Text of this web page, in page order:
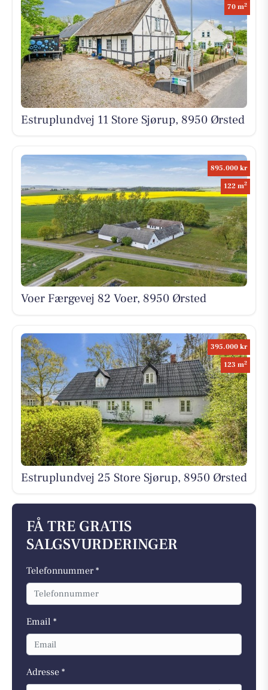
70 m2
Estruplundvej 11 Store Sjørup, 8950 Ørsted
895.000 kr
122 m2
Voer Færgevej 82 Voer, 8950 Ørsted
395.000 kr
123 m2
Estruplundvej 25 Store Sjørup, 8950 Ørsted
FÅ TRE GRATIS
SALGSVURDERINGER
Telefonnummer *
Email *
Adresse *